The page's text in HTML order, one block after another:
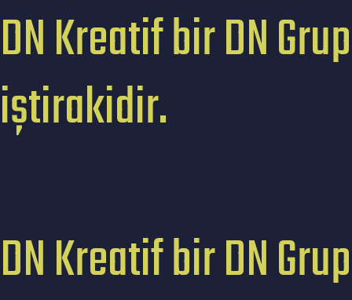
DN Kreatif bir DN Grup
iştirakidir.
DN Kreatif bir DN Grup